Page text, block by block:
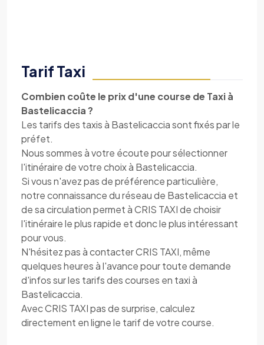
Tarif Taxi
Combien coûte le prix d'une course de Taxi à
Bastelicaccia ?
Les tarifs des taxis à Bastelicaccia sont fixés par le
préfet.
Nous sommes à votre écoute pour sélectionner
l'itinéraire de votre choix à Bastelicaccia.
Si vous n'avez pas de préférence particulière,
notre connaissance du réseau de Bastelicaccia et
de sa circulation permet à CRIS TAXI de choisir
l'itinéraire le plus rapide et donc le plus intéressant
pour vous.
N'hésitez pas à contacter CRIS TAXI, même
quelques heures à l'avance pour toute demande
d'infos sur les tarifs des courses en taxi à
Bastelicaccia.
Avec CRIS TAXI pas de surprise, calculez
directement en ligne le tarif de votre course.